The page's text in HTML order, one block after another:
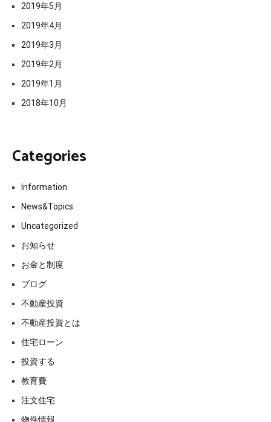
2019年5月
2019年4月
2019年3月
2019年2月
2019年1月
2018年10月
Categories
Information
News&Topics
Uncategorized
お知らせ
お金と制度
ブログ
不動産投資
不動産投資とは
住宅ローン
投資する
教育費
注文住宅
物件情報